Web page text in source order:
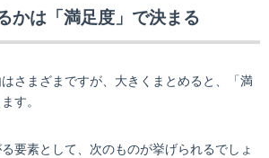
かは「満足度」で決まる
さまざまですが、大きくまとめると、「満
す。
要素として、次のものが挙げられるでしょ